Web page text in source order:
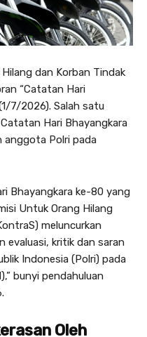
dan Korban Tindak
“Catatan Hari
7/2026). Salah satu
Hari Bhayangkara
anggota Polri pada
Bhayangkara ke-80 yang
Untuk Orang Hilang
meluncurkan
evaluasi, kritik dan saran
Indonesia (Polri) pada
bunyi pendahuluan
Oleh